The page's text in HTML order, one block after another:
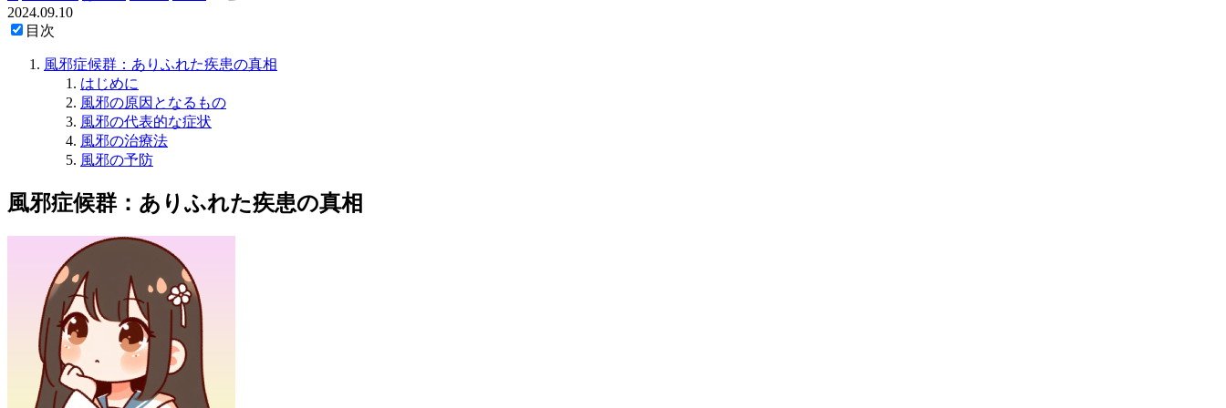
2024.09.10
目次
風邪症候群：ありふれた疾患の真相
はじめに
風邪の原因となるもの
風邪の代表的な症状
風邪の治療法
風邪の予防
風邪症候群：ありふれた疾患の真相